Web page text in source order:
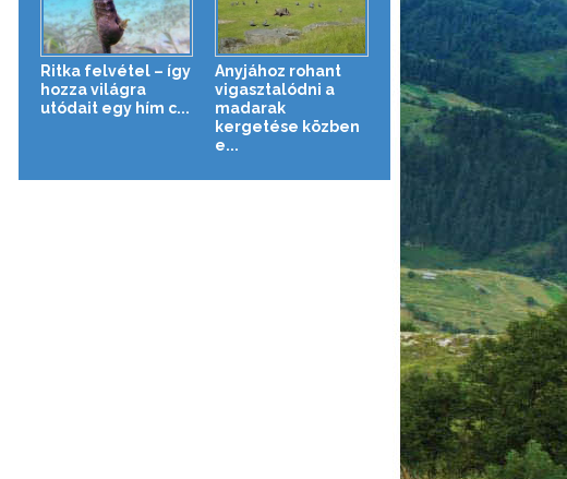
Ritka felvétel – így
hozza világra
utódait egy hím c...
Anyjához rohant
vigasztalódni a
madarak
kergetése közben
e...